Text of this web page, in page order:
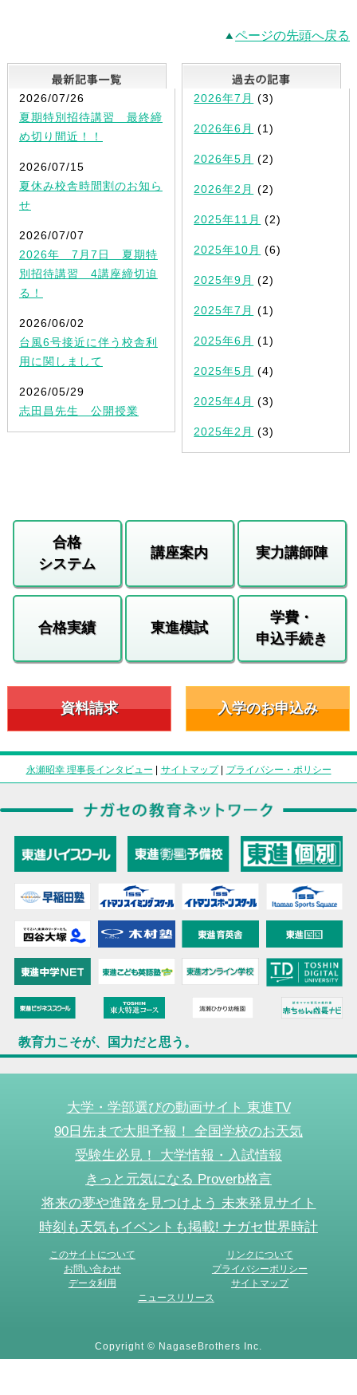
ページの先頭へ戻る
最新記事一覧
2026/07/26
夏期特別招待講習 最終締
め切り間近！！
2026/07/15
夏休み校舎時間割のお知ら
せ
2026/07/07
2026年 7月7日 夏期特
別招待講習 4講座締切迫
る！
2026/06/02
台風6号接近に伴う校舎利
用に関しまして
2026/05/29
志田昌先生 公開授業
2026年7月 (3)
2026年6月 (1)
2026年5月 (2)
2026年2月 (2)
2025年11月 (2)
2025年10月 (6)
2025年9月 (2)
2025年7月 (1)
2025年6月 (1)
2025年5月 (4)
2025年4月 (3)
2025年2月 (3)
合格
システム
講座案内 実力講師陣
合格実績 東進模試
学費・
申込手続き
資料請求 入学のお申込み
永瀬昭幸 理事長インタビュー | サイトマップ| プライバシー・ポリシー
教育力こそが、国力だと思う。
大学・学部選びの動画サイト 東進TV
90日先まで大胆予報！ 全国学校のお天気
受験生必見！ 大学情報・入試情報
きっと元気になる Proverb格言
将来の夢や進路を見つけよう 未来発見サイト
時刻も天気もイベントも掲載! ナガセ世界時計
このサイトについて
リンクについて
お問い合わせ
プライバシーポリシー
データ利用
サイトマップ
ニュースリリース
Copyright © NagaseBrothers Inc.